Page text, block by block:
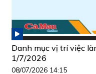
Danh mục vị trí việc
1/7/2026
08/07/2026 14:15